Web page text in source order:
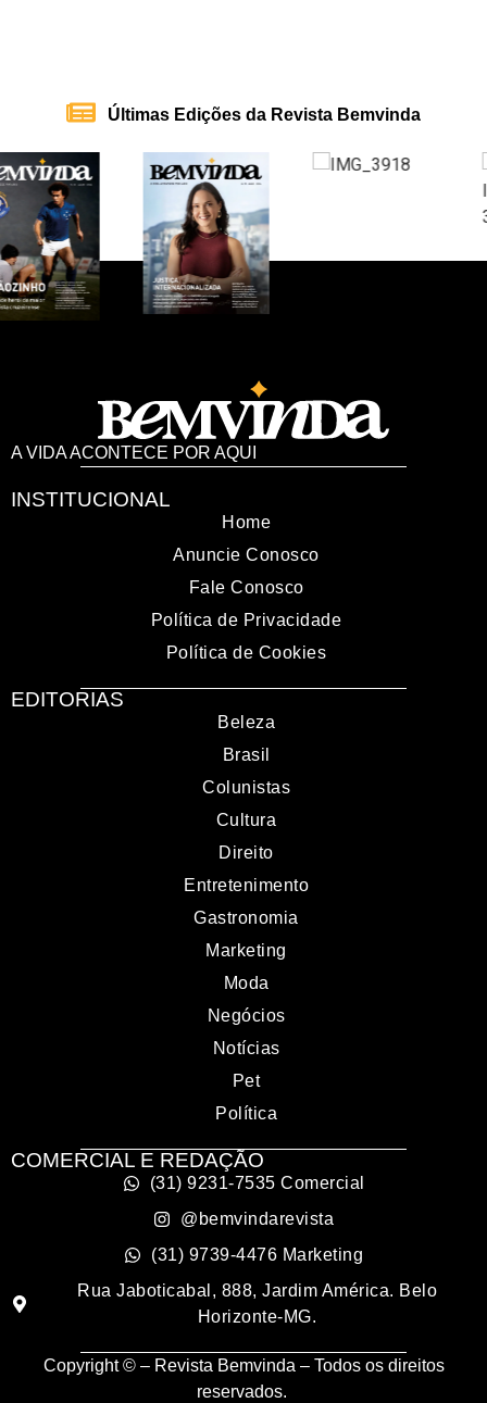
Últimas Edições da Revista Bemvinda
A VIDA ACONTECE POR AQUI
INSTITUCIONAL
Home
Anuncie Conosco
Fale Conosco
Política de Privacidade
Política de Cookies
EDITORIAS
Beleza
Brasil
Colunistas
Cultura
Direito
Entretenimento
Gastronomia
Marketing
Moda
Negócios
Notícias
Pet
Política
COMERCIAL E REDAÇÃO
(31) 9231-7535 Comercial
@bemvindarevista
(31) 9739-4476 Marketing
Rua Jaboticabal, 888, Jardim América. Belo
Horizonte-MG.
Copyright © – Revista Bemvinda – Todos os direitos
reservados.